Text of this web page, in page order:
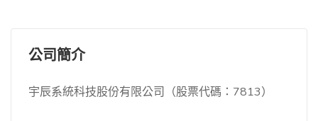
公司簡介
宇辰系統科技股份有限公司（股票代碼：7813）